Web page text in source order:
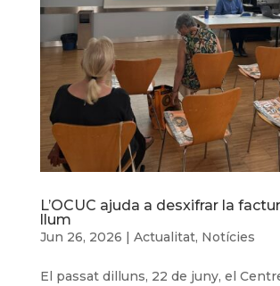
L’OCUC ajuda a desxifrar la
llum
Jun 26, 2026 | Actualitat, Notícies
El passat dilluns, 22 de juny, el